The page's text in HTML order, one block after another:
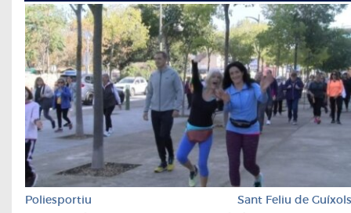
Poliesportiu Sant Feliu de Guíxols